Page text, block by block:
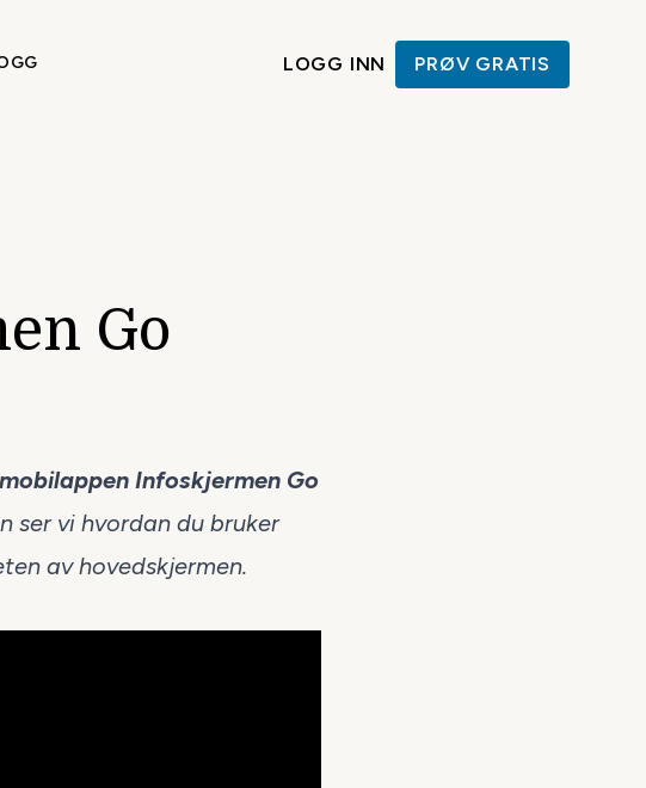
LOGG INN PRØV GRATIS
Go
mobilappen Infoskjermen Go
ser vi hvordan du bruker
av hovedskjermen.